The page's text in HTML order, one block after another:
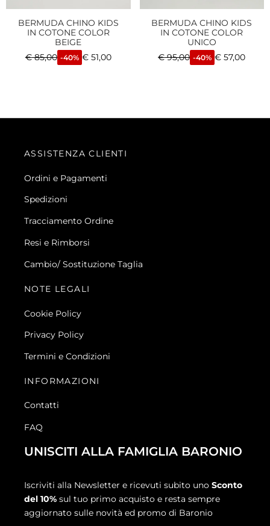
BERMUDA CHINO KIDS
IN COTONE COLOR
BEIGE
€85,00 -40% €51,00
BERMUDA CHINO KIDS
IN COTONE COLOR
UNICO
€95,00 -40% € 57,00
ASSISTENZA CLIENTI
Ordini e Pagamenti
Spedizioni
Tracciamento Ordine
Resi e Rimborsi
Cambio/ Sostituzione Taglia
NOTE LEGALI
Cookie Policy
Privacy Policy
Termini e Condizioni
INFORMAZIONI
Contatti
FAQ
UNISCITI ALLA FAMIGLIA BARONIO
Iscriviti alla Newsletter e ricevuti subito uno Sconto
del 10% sul tuo primo acquisto e resta sempre
aggiornato sulle novità ed promo di Baronio